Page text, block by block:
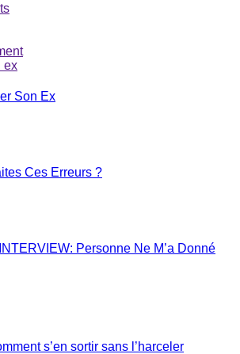
ex
Son Ex
Ces Erreurs ?
Personne Ne M’a Donné
s’en sortir sans l’harceler